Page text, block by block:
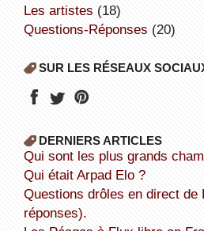
Les artistes (18)
Questions-Réponses (20)
SUR LES RÉSEAUX
DERNIERS ARTICLES
Qui sont les plus grands
Qui était Arpad Elo ?
Questions drôles en direct de Facebook (avec les
réponses).